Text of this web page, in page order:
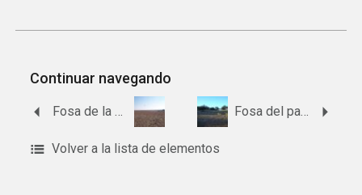
Continuar navegando
Fosa de la finca La Turquilla Fosa del paraje de las Encarnaciones
Volver a la lista de elementos